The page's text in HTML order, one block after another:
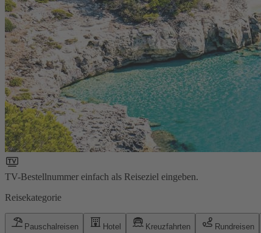
TV-Bestellnummer einfach als Reiseziel eingeben.
Reisekategorie
Pauschalreisen Hotel Kreuzfahrten Rundreisen